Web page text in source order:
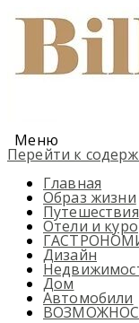
Меню
Перейти к
Главная
Образ жизни
Путешествия
Отели и
Дизайн
Дом
Автомобили